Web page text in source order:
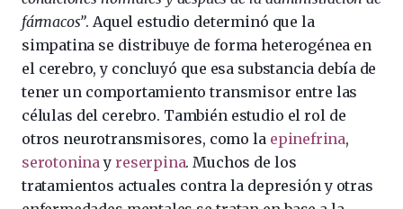
fármacos”. Aquel estudio determinó que la
simpatina se distribuye de forma heterogénea en
el cerebro, y concluyó que esa substancia debía de
tener un comportamiento transmisor entre las
células del cerebro. También estudio el rol de
otros neurotransmisores, como la epinefrina,
serotoninayreserpina. Muchos de los
tratamientos actuales contra la depresión y otras